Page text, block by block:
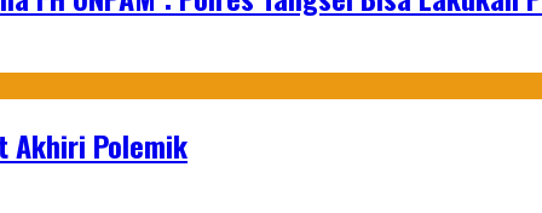
Akhiri Polemik